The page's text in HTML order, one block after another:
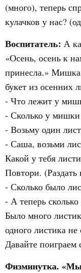
(много), теперь
кулачков у нас?
Воспитатель: А
«Осень, осень к
принесла.» Мишка
букет из осенних
- Что лежит у
- Сколько у мишки
- Возьму один
- Саша, возьми
Какой у тебя
Повтори. (Раздать
- Сколько было
- А теперь
Было много
одного листика не
Давайте
Физминутка. «Мы